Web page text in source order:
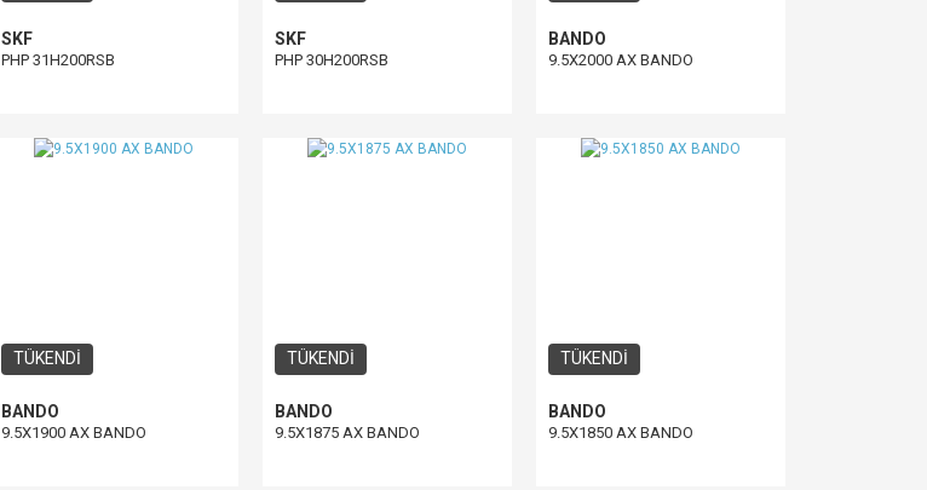
SKF
PHP 31H200RSB
SKF
PHP 30H200RSB
BANDO
9.5X2000 AX BANDO
TÜKENDİ
BANDO
9.5X1900 AX BANDO
TÜKENDİ
BANDO
9.5X1875 AX BANDO
TÜKENDİ
BANDO
9.5X1850 AX BANDO